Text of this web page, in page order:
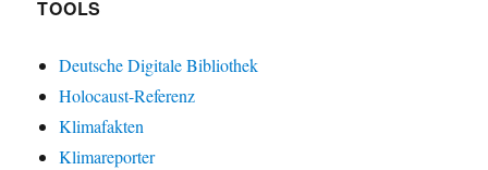
TOOLS
Deutsche Digitale Bibliothek
Holocaust-Referenz
Klimafakten
Klimareporter